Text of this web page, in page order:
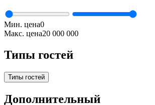
Мин. цена0
Макс. цена20 000 000
Типы гостей
Типы гостей
Дополнительный